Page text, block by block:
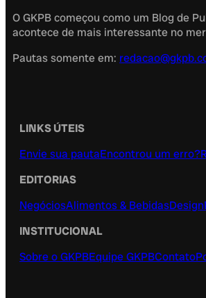
O GKPB começou como um Blog de
acontece de mais interessante no
Pautas somente em:
LINKS ÚTEIS
Envie sua pautaEncontrou um erro?
EDITORIAS
NegóciosAlimentos & BebidasDesign
INSTITUCIONAL
Sobre o GKPBEquipe GKPBContato